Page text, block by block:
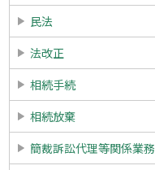
民法
法改正
相続手続
相続放棄
簡裁訴訟代理等関係業務